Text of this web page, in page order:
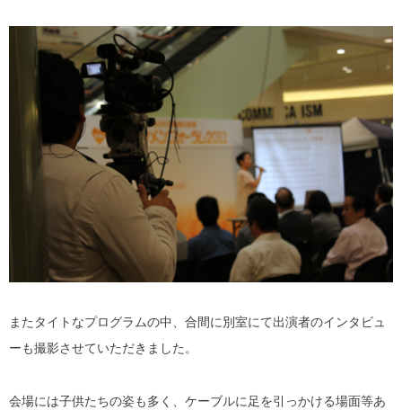
またタイトなプログラムの中、合間に別室にて出演者のインタビュ
ーも撮影させていただきました。
会場には子供たちの姿も多く、ケーブルに足を引っかける場面等あ